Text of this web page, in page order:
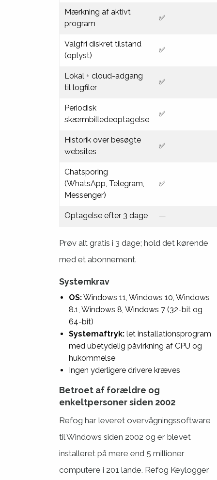
Mærkning af aktivt
program
✅
Valgfri diskret tilstand
(oplyst)
✅
Lokal + cloud-adgang
til logfiler
✅
Periodisk
skærmbilledeoptagelse
✅
Historik over besøgte
websites
✅
Chatsporing
(WhatsApp, Telegram,
Messenger)
✅
Optagelse efter 3 dage —
Prøv alt gratis i 3 dage; hold det kørende
med et abonnement.
Systemkrav
OS:Windows 11, Windows 10, Windows
8.1, Windows 8, Windows 7 (32-bit og
64-bit)
Systemaftryk: let installationsprogram
med ubetydelig påvirkning af CPU og
hukommelse
Ingen yderligere drivere kræves
Betroet af forældre og
enkeltpersoner siden 2002
Refog har leveret overvågningssoftware
til Windows siden 2002 og er blevet
installeret på mere end 5 millioner
computere i 201 lande. Refog Keylogger